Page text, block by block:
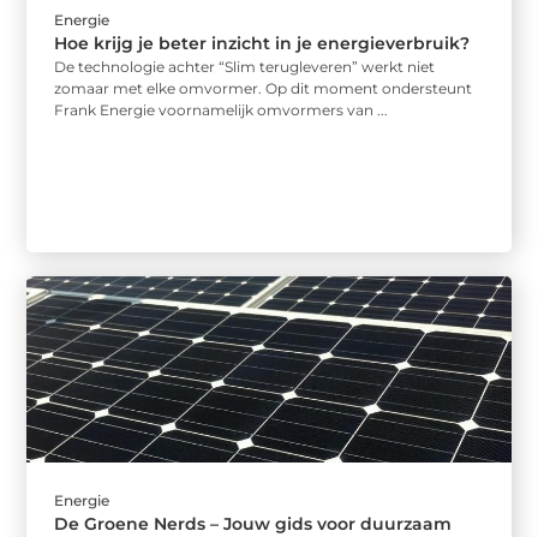
Energie
Hoe krijg je beter inzicht in je energieverbruik?
De technologie achter “Slim terugleveren” werkt niet
zomaar met elke omvormer. Op dit moment ondersteunt
Frank Energie voornamelijk omvormers van ...
Energie
De Groene Nerds – Jouw gids voor duurzaam